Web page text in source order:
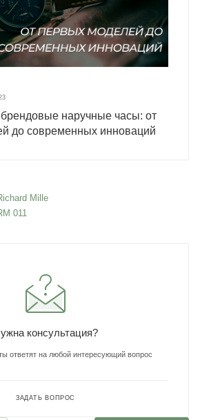
брендовые наручные часы: от
до современных инноваций
Mille
011
консультация?
ответят на любой интересующий вопрос
ЗАДАТЬ ВОПРОС